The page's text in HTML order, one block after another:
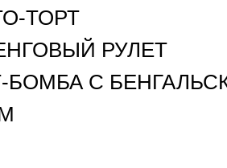
ТОРТ
РУЛЕТ
БОМБА С